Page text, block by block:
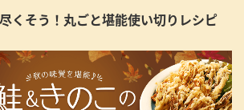
くそう！丸ごと堪能使い切りレシピ